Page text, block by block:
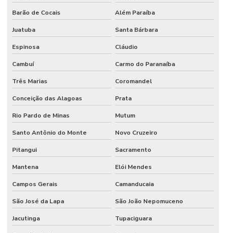
Barão de Cocais Além Paraíba
Juatuba Santa Bárbara
Espinosa Cláudio
Cambuí Carmo do Paranaíba
Três Marias Coromandel
Conceição das Alagoas Prata
Rio Pardo de Minas Mutum
Santo Antônio do Monte Novo Cruzeiro
Pitangui Sacramento
Mantena Elói Mendes
Campos Gerais Camanducaia
São José da Lapa São João Nepomuceno
Jacutinga Tupaciguara